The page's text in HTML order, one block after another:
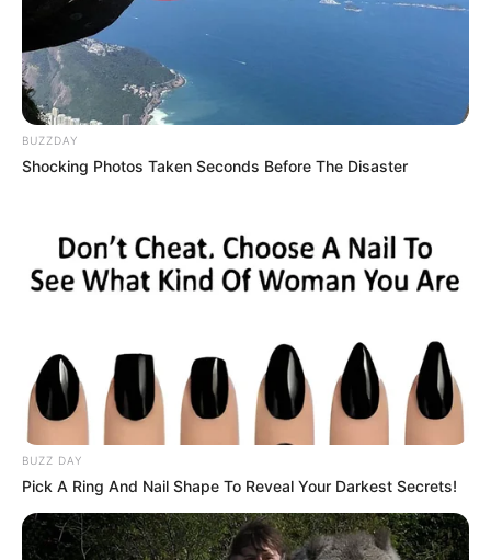
BUZZDAY
Shocking Photos Taken Seconds Before The Disaster
BUZZ DAY
Pick A Ring And Nail Shape To Reveal Your Darkest Secrets!